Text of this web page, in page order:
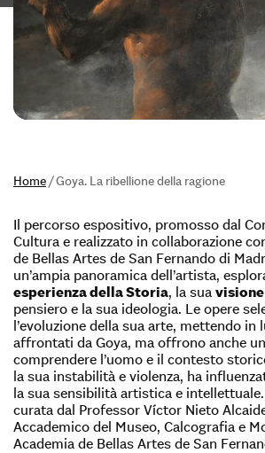
Home/Goya. La ribellione della ragione
Il percorso espositivo, promosso dal
Cultura e realizzato in collaborazione
de Bellas Artes de San Fernando di
un’ampia panoramica dell’artista,
esperienza della Storia, la sua
pensiero e la sua ideologia. Le opere
l’evoluzione della sua arte, mettendo in
affrontati da Goya, ma offrono anche
comprendere l’uomo e il contesto
la sua instabilità e violenza, ha
la sua sensibilità artistica e
curata dal Professor Víctor Nieto
Accademico del Museo, Calcografia e
Academia de Bellas Artes de San